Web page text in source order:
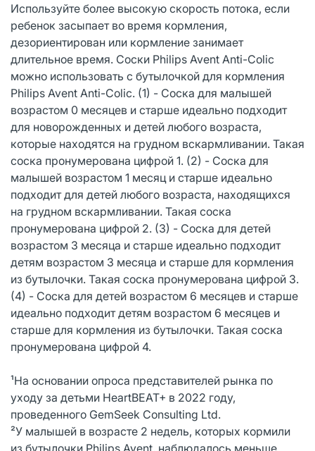
Используйте более высокую скорость потока, если
ребенок засыпает во время кормления,
дезориентирован или кормление занимает
длительное время. Соски Philips Avent Anti-Colic
можно использовать с бутылочкой для кормления
Philips Avent Anti-Colic. (1) - Соска для малышей
возрастом 0 месяцев и старше идеально подходит
для новорожденных и детей любого возраста,
которые находятся на грудном вскармливании. Такая
соска пронумерована цифрой 1. (2) - Соска для
малышей возрастом 1 месяц и старше идеально
подходит для детей любого возраста, находящихся
на грудном вскармливании. Такая соска
пронумерована цифрой 2. (3) - Соска для детей
возрастом 3 месяца и старше идеально подходит
детям возрастом 3 месяца и старше для кормления
из бутылочки. Такая соска пронумерована цифрой 3.
(4) - Соска для детей возрастом 6 месяцев и старше
идеально подходит детям возрастом 6 месяцев и
старше для кормления из бутылочки. Такая соска
пронумерована цифрой 4.
¹На основании опроса представителей рынка по
уходу за детьми HeartBEAT+ в 2022 году,
проведенного GemSeek Consulting Ltd.
²У малышей в возрасте 2 недель, которых кормили
из бутылочки Philips Avent, наблюдалось меньше